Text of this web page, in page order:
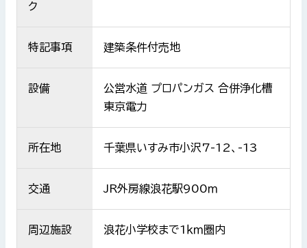
ク
特記事項 建築条件付売地
設備
公営水道 プロパンガス 合併浄化槽
東京電力
所在地 千葉県いすみ市小沢7-12、-13
交通 JR外房線浪花駅900ｍ
周辺施設 浪花小学校まで1ｋｍ圏内